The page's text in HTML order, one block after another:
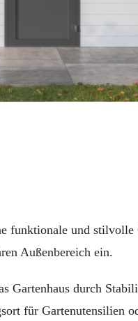
und
Außenbereich ein.
Gartenhaus durch
für Gartenutensilien